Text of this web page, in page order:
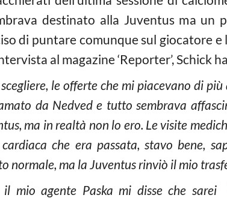
destinato alla Juventus ma
di puntare comunque sul giocatore
al magazine ‘Reporter’, Schick
le offerte che mi piacevano di
da Nedved e tutto sembrava
ma in realtà non lo ero. Le visite
che era passata, stavo bene,
normale, ma la Juventus rinviò il mio
mio agente Paska mi disse che sarei